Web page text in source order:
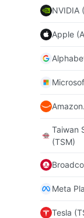
NVIDIA
Apple
Taiwan
(TSM)
Meta
Tesla